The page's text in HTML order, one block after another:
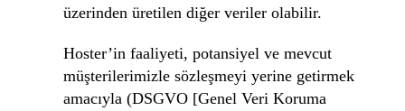
üzerinden üretilen diğer veriler olabilir.
Hoster’in faaliyeti, potansiyel ve mevcut
müşterilerimizle sözleşmeyi yerine getirmek
amacıyla (DSGVO [Genel Veri Koruma